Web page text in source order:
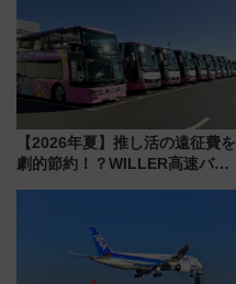
【2026年夏】推し活の遠征費を
劇的節約！？WILLER高速バス
対象路線まとめ